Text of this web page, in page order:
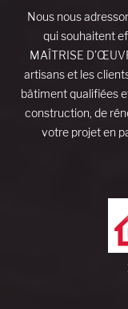
Nous nous
qui souhaitent
MAÎTRISE
artisans et les
bâtiment qualifiées
construction, de
votre projet en